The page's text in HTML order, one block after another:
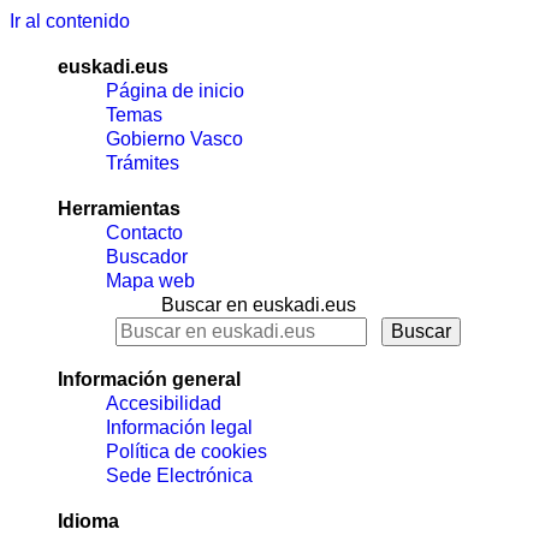
Ir al contenido
euskadi.eus
Página de inicio
Temas
Gobierno Vasco
Trámites
Herramientas
Contacto
Buscador
Mapa web
Buscar en euskadi.eus
Información general
Accesibilidad
Información legal
Política de cookies
Sede Electrónica
Idioma